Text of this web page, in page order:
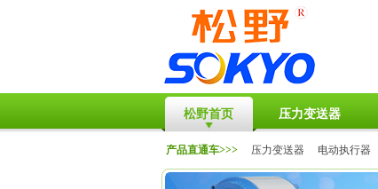
松野首页 压力变送器
产品直通车>>> 压力变送器 电动执行器